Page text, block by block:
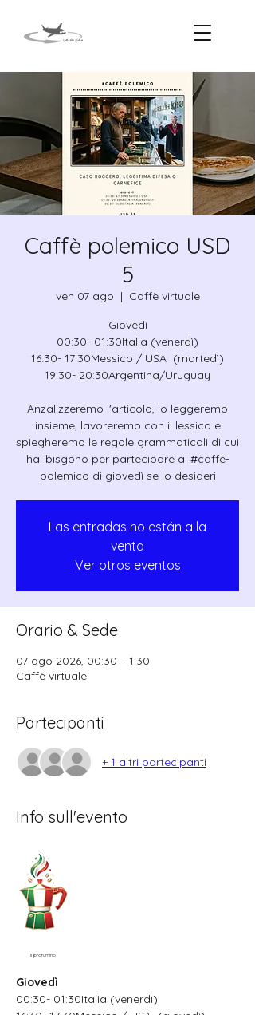
Caffè polemico USD
5
ven 07 ago
  |
Caffè virtuale
Giovedì
00:30- 01:30Italia (venerdì)
16:30- 17:30Messico / USA (martedì)
19:30- 20:30Argentina/Uruguay
Anzalizzeremo l'articolo, lo leggeremo
insieme, lavoreremo con il lessico e
spiegheremo le regole grammaticali di cui
hai bisgono per partecipare al #caffè-
polemico di giovedì se lo desideri
Las entradas no están a la
venta
Ver otros eventos
Orario & Sede
07 ago 2026, 00:30 – 1:30
Caffè virtuale
Partecipanti
+ 1 altri partecipanti
Info sull'evento
Il profumino
Giovedì
00:30- 01:30Italia (venerdì)